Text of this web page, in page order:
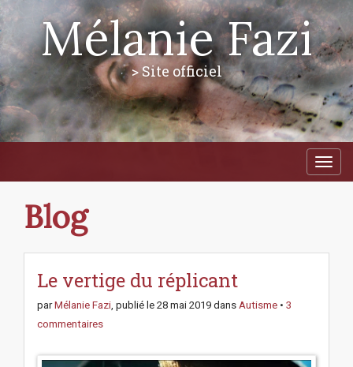
Mélanie Fazi
> Site officiel
M
i
i
Blog
Le vertige du réplicant
parMélanie Fazi, publié le 28 mai 2019 dans Autisme • 3
commentaires